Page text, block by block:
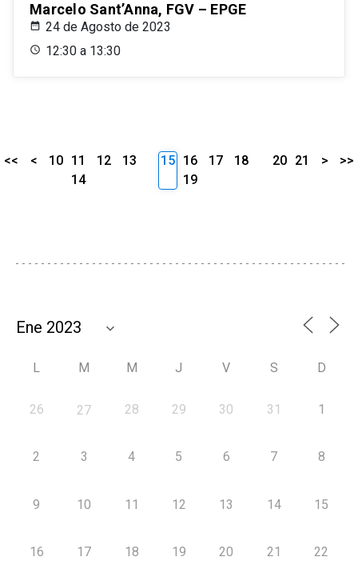
Marcelo Sant’Anna, FGV – EPGE
24 de Agosto de 2023
12:30 a 13:30
<< < 10 11 12
13
14
15 16 17
18
19
20 21 > >>
L M M J V S D
26 27 28 29 30 31 1
2 3 4 5 6 7 8
9 10 11 12 13 14 15
16 17 18 19 20 21 22